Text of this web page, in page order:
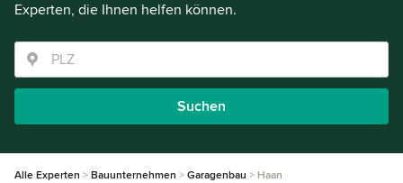
Experten, die Ihnen helfen können.
Suchen
Alle Experten Bauunternehmen Garagenbau Haan